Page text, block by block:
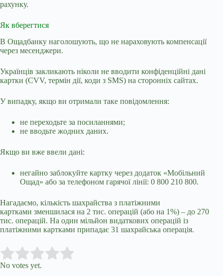
рахунку.
Як вберегтися
В Ощадбанку наголошують, що не нараховують компенсації
через месенджери.
Українців закликають ніколи не вводити конфіденційні дані
картки (CVV, термін дії, коди з SMS) на сторонніх сайтах.
У випадку, якщо ви отримали таке повідомлення:
не переходьте за посиланнями;
не вводьте жодних даних.
Якщо ви вже ввели дані:
негайно заблокуйте картку через додаток «Мобільний
Ощад» або за телефоном гарячої лінії: 0 800 210 800.
Нагадаємо, кількість шахрайства з платіжними
картками зменшилася на 2 тис. операцій (або на 1%) – до 270
тис. операцій. На один мільйон видаткових операцій із
платіжними картками припадає 31 шахрайська операція.
Rate this item:
No votes yet.